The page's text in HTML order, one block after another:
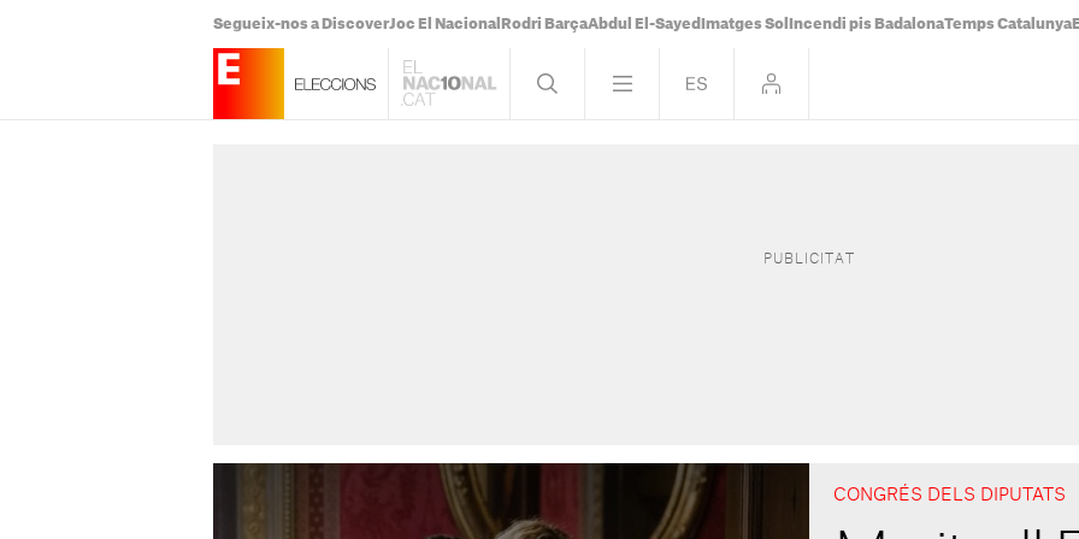
Segueix-nos a DiscoverJoc El Nacional Rodri BarçaAbdul El-Sayed Imatges Sol Incendi pis BadalonaTemps Catalunya
CONGRÉS DELS DIPUTATS